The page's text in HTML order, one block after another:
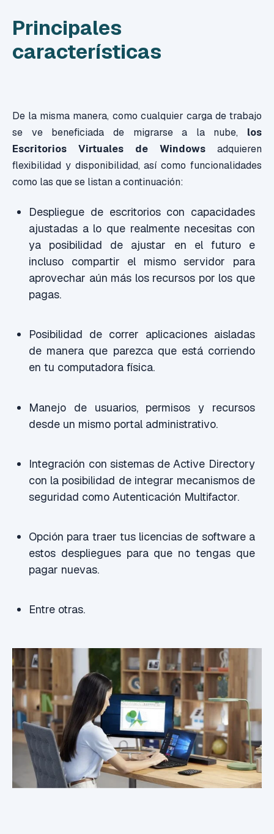
Principales
características
De la misma manera, como cualquier carga de trabajo
se ve beneficiada de migrarse a la nube, los
Escritorios Virtuales de Windows adquieren
flexibilidad y disponibilidad, así como funcionalidades
como las que se listan a continuación:
Despliegue de escritorios con capacidades
ajustadas a lo que realmente necesitas con
ya posibilidad de ajustar en el futuro e
incluso compartir el mismo servidor para
aprovechar aún más los recursos por los que
pagas.
Posibilidad de correr aplicaciones aisladas
de manera que parezca que está corriendo
en tu computadora física.
Manejo de usuarios, permisos y recursos
desde un mismo portal administrativo.
Integración con sistemas de Active Directory
con la posibilidad de integrar mecanismos de
seguridad como Autenticación Multifactor.
Opción para traer tus licencias de software a
estos despliegues para que no tengas que
pagar nuevas.
Entre otras.